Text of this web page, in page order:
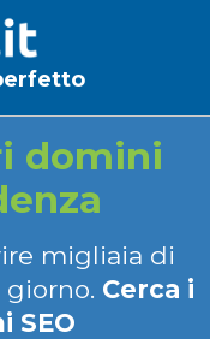
domini
migliaia di
Cerca i
SEO